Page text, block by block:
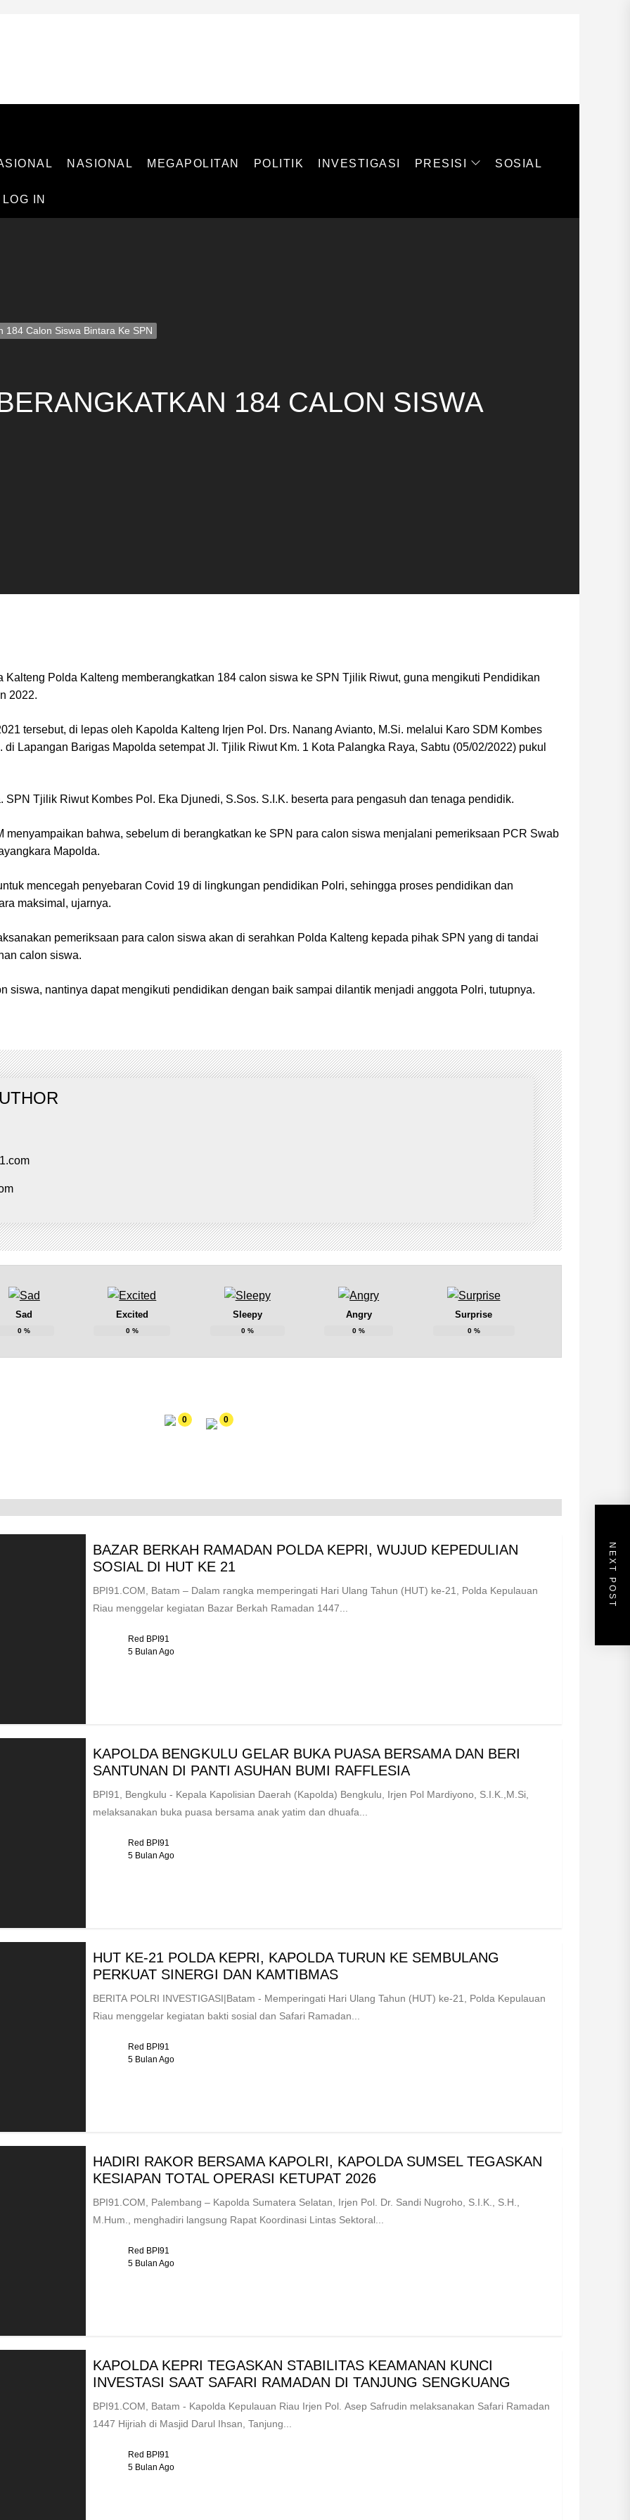
NASIONAL MEGAPOLITAN POLITIK INVESTIGASI PRESISI SOSIAL
LOG IN
184 Calon Siswa Bintara Ke SPN
184 CALON SISWA
Kalteng Polda Kalteng memberangkatkan 184 calon siswa ke SPN Tjilik Riwut, guna mengikuti Pendidikan
2022.
tersebut, di lepas oleh Kapolda Kalteng Irjen Pol. Drs. Nanang Avianto, M.Si. melalui Karo SDM Kombes
di Lapangan Barigas Mapolda setempat Jl. Tjilik Riwut Km. 1 Kota Palangka Raya, Sabtu (05/02/2022) pukul
SPN Tjilik Riwut Kombes Pol. Eka Djunedi, S.Sos. S.I.K. beserta para pengasuh dan tenaga pendidik.
menyampaikan bahwa, sebelum di berangkatkan ke SPN para calon siswa menjalani pemeriksaan PCR Swab
Mapolda.
mencegah penyebaran Covid 19 di lingkungan pendidikan Polri, sehingga proses pendidikan dan
maksimal, ujarnya.
pemeriksaan para calon siswa akan di serahkan Polda Kalteng kepada pihak SPN yang di tandai
calon siswa.
siswa, nantinya dapat mengikuti pendidikan dengan baik sampai dilantik menjadi anggota Polri, tutupnya.
Sad
0 %
Excited
0%
Sleepy
0%
Angry
0 %
Surprise
0%
0 0
NEXT POST
BAZAR BERKAH RAMADAN POLDA KEPRI, WUJUD KEPEDULIAN
SOSIAL DI HUT KE 21
BPI91.COM, Batam – Dalam rangka memperingati Hari Ulang Tahun (HUT) ke-21, Polda Kepulauan
Riau menggelar kegiatan Bazar Berkah Ramadan 1447...
Red BPI91
5 Bulan Ago
KAPOLDA BENGKULU GELAR BUKA PUASA BERSAMA DAN BERI
SANTUNAN DI PANTI ASUHAN BUMI RAFFLESIA
BPI91, Bengkulu - Kepala Kapolisian Daerah (Kapolda) Bengkulu, Irjen Pol Mardiyono, S.I.K.,M.Si,
melaksanakan buka puasa bersama anak yatim dan dhuafa...
Red BPI91
5 Bulan Ago
HUT KE-21 POLDA KEPRI, KAPOLDA TURUN KE SEMBULANG
PERKUAT SINERGI DAN KAMTIBMAS
BERITA POLRI INVESTIGASI|Batam - Memperingati Hari Ulang Tahun (HUT) ke-21, Polda Kepulauan
Riau menggelar kegiatan bakti sosial dan Safari Ramadan...
Red BPI91
5 Bulan Ago
HADIRI RAKOR BERSAMA KAPOLRI, KAPOLDA SUMSEL TEGASKAN
KESIAPAN TOTAL OPERASI KETUPAT 2026
BPI91.COM, Palembang – Kapolda Sumatera Selatan, Irjen Pol. Dr. Sandi Nugroho, S.I.K., S.H.,
M.Hum., menghadiri langsung Rapat Koordinasi Lintas Sektoral...
Red BPI91
5 Bulan Ago
KAPOLDA KEPRI TEGASKAN STABILITAS KEAMANAN KUNCI
INVESTASI SAAT SAFARI RAMADAN DI TANJUNG SENGKUANG
BPI91.COM, Batam - Kapolda Kepulauan Riau Irjen Pol. Asep Safrudin melaksanakan Safari Ramadan
1447 Hijriah di Masjid Darul Ihsan, Tanjung...
Red BPI91
5 Bulan Ago